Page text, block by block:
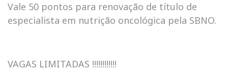
Vale 50 pontos para renovação de título de
especialista em nutrição oncológica pela SBNO.
VAGAS LIMITADAS !!!!!!!!!!!!